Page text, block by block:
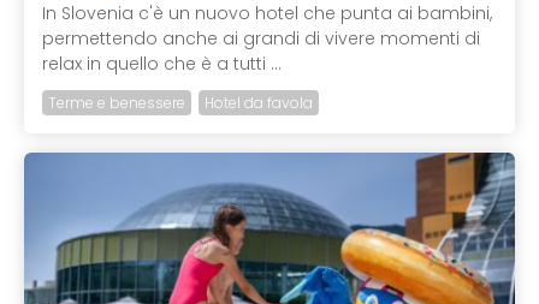
In Slovenia c'è un nuovo hotel che punta ai bambini,
permettendo anche ai grandi di vivere momenti di
relax in quello che è a tutti ...
Terme e benessere Hotel da favola